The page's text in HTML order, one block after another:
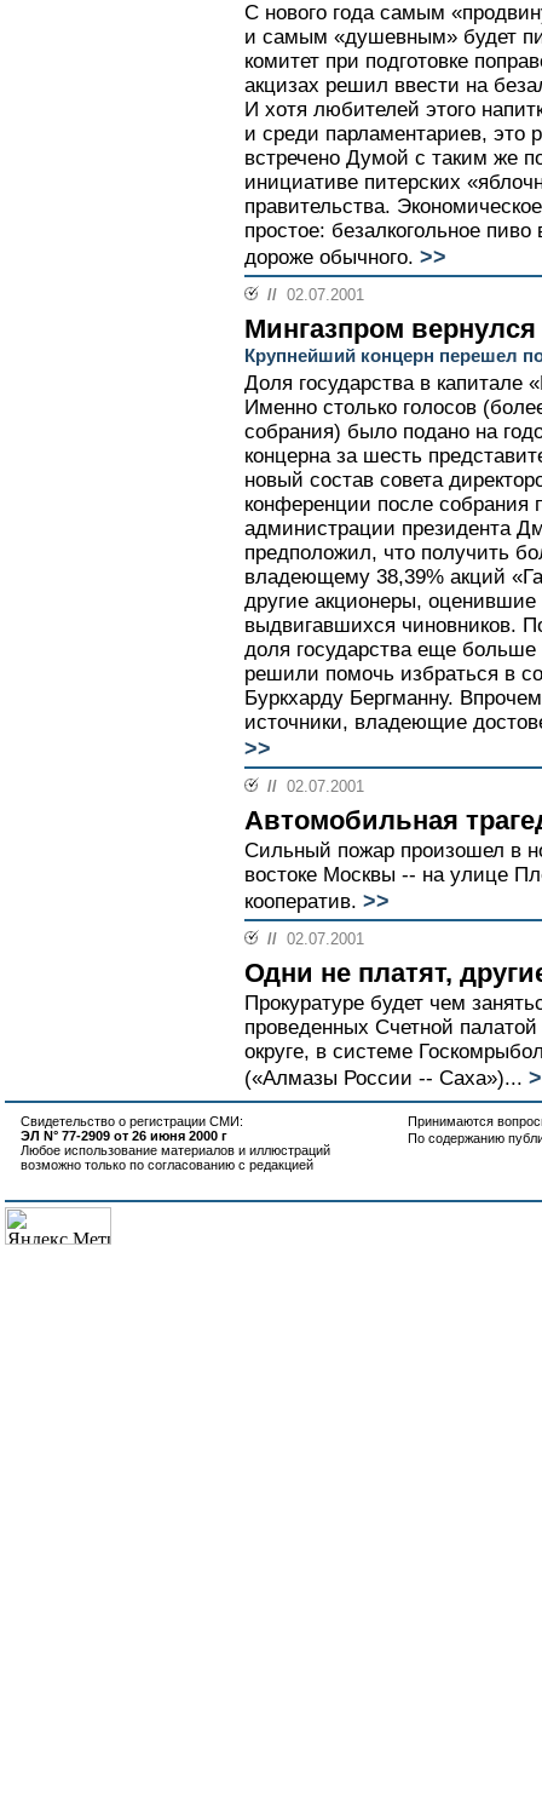
С нового года самым
и самым «душевным» будет
комитет при подготовке
акцизах решил ввести на
И хотя любителей этого
и среди парламентариев, это
встречено Думой с таким же
инициативе питерских
правительства.
простое: безалкогольное
дороже обычного. >>
// 02.07.2001
Мингазпром вернулся
Крупнейший концерн перешел
Доля государства в капитале
Именно столько голосов
собрания) было подано на
концерна за шесть
новый состав совета
конференции после собрания
администрации президента
предположил, что получить
владеющему 38,39% акций
другие акционеры, оценившие
выдвигавшихся чиновников.
доля государства еще
решили помочь избраться в
Буркхарду Бергманну.
источники, владеющие
>>
// 02.07.2001
Автомобильная
Сильный пожар произошел в
востоке Москвы -- на улице
кооператив. >>
// 02.07.2001
Одни не платят,
Прокуратуре будет чем
проведенных Счетной
округе, в системе
(«Алмазы России -- Саха»)...
Свидетельство о регистрации СМИ:
ЭЛ N° 77-2909 от 26 июня 2000 г
Любое использование материалов и иллюстраций
возможно только по согласованию с редакцией
Принимаются
По содержанию